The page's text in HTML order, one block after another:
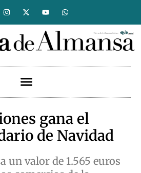
gana el
de Navidad
un valor de 1.565 euros